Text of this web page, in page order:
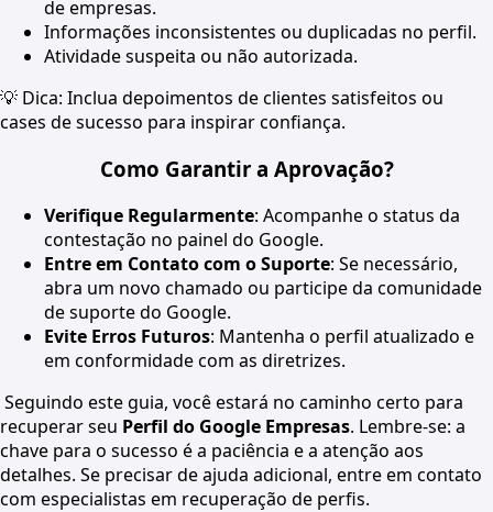
de empresas.
Informações inconsistentes ou duplicadas no perfil.
Atividade suspeita ou não autorizada.
💡 Dica: Inclua depoimentos de clientes satisfeitos ou
cases de sucesso para inspirar confiança.
Como Garantir a Aprovação?
Verifique Regularmente: Acompanhe o status da
contestação no painel do Google.
Entre em Contato com o Suporte: Se necessário,
abra um novo chamado ou participe da comunidade
de suporte do Google.
Evite Erros Futuros: Mantenha o perfil atualizado e
em conformidade com as diretrizes.
Seguindo este guia, você estará no caminho certo para
recuperar seu Perfil do Google Empresas. Lembre-se: a
chave para o sucesso é a paciência e a atenção aos
detalhes. Se precisar de ajuda adicional, entre em contato
com especialistas em recuperação de perfis.